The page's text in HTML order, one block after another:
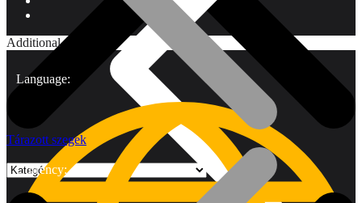
Additional
Language:
Currency:
Tárazott szegek